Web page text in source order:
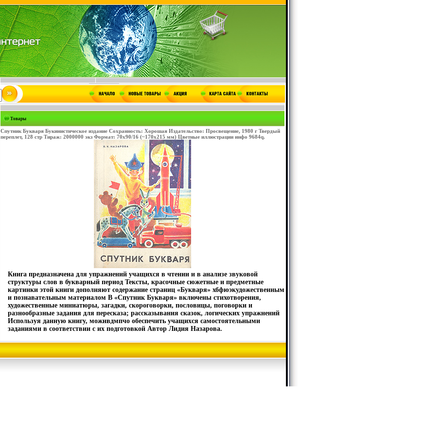
Товары
Спутник Букваря Букинистическое издание Сохранность: Хорошая Издательство: Просвещение, 1980 г Твердый
переплет, 128 стр Тираж: 2000000 экз Формат: 70x90/16 (~170х215 мм) Цветные иллюстрации инфо 9684q.
Книга предназначена для упражнений учащихся в чтении и в анализе звуковой
структуры слов в букварный период Тексты, красочные сюжетные и предметные
картинки этой книги дополняют содержание страниц «Букваря» хбфюэкудожественным
и познавательным материалом В «Спутник Букваря» включены стихотворения,
художественные миниатюры, загадки, скороговорки, пословицы, поговорки и
разнообразные задания для пересказа; рассказывания сказок, логических упражнений
Используя данную книгу, можнвдмпчо обеспечить учащихся самостоятельными
заданиями в соответствии с их подготовкой Автор Лидия Назарова.